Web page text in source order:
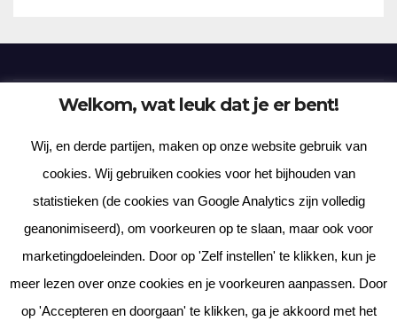
Frenzy Plantation
Korte verhalen, kortere gedichten, lange gedachten
Met trots aangedreven door WordPress
Thema: News Way door
Themeansar.
Welkom, wat leuk dat je er bent!
Wij, en derde partijen, maken op onze website gebruik van
cookies. Wij gebruiken cookies voor het bijhouden van
statistieken (de cookies van Google Analytics zijn volledig
geanonimiseerd), om voorkeuren op te slaan, maar ook voor
marketingdoeleinden. Door op 'Zelf instellen' te klikken, kun je
meer lezen over onze cookies en je voorkeuren aanpassen. Door
op 'Accepteren en doorgaan' te klikken, ga je akkoord met het